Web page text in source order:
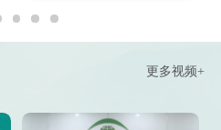
更多视频+